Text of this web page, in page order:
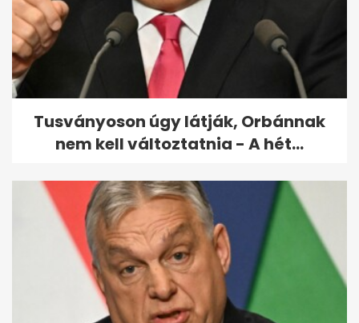
Felfüggesztett börtönre ítélték
Fekete-Győr Andrást
Tusványoson úgy látják, Orbánnak
nem kell változtatnia - A hét...